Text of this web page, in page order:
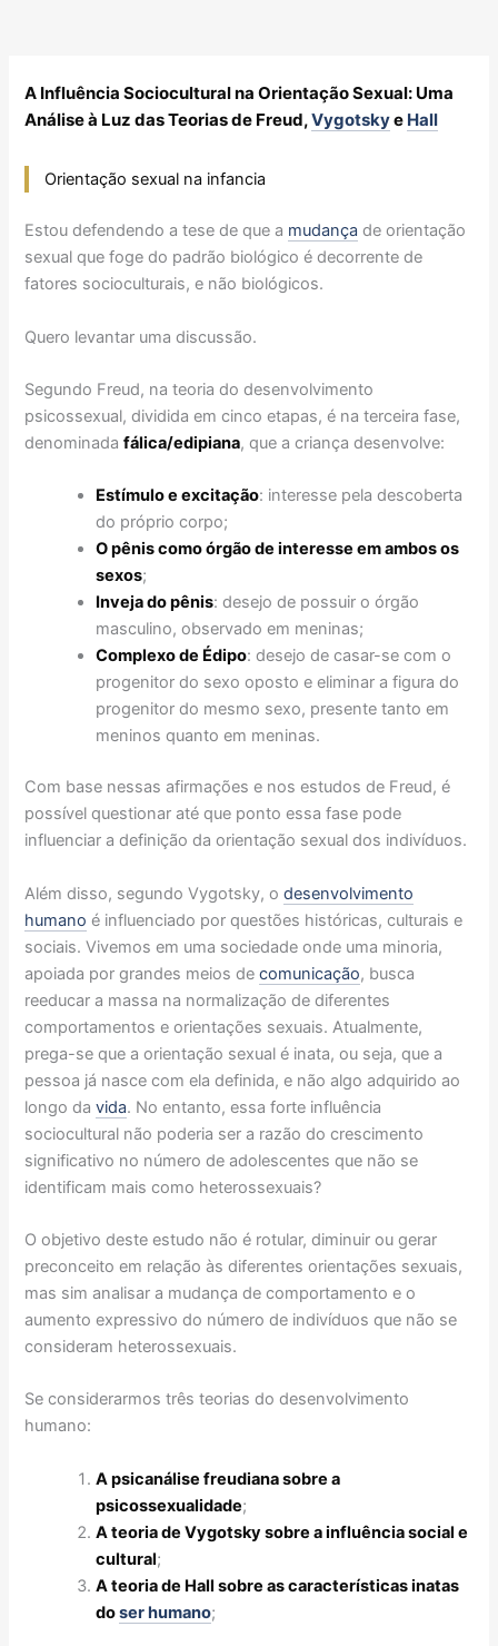
A Influência Sociocultural na Orientação Sexual: Uma
Análise à Luz das Teorias de Freud,Vygotskye Hall
Orientação sexual na infancia
Estou defendendo a tese de que a mudança de orientação
sexual que foge do padrão biológico é decorrente de
fatores socioculturais, e não biológicos.
Quero levantar uma discussão.
Segundo Freud, na teoria do desenvolvimento
psicossexual, dividida em cinco etapas, é na terceira fase,
denominadafálica/edipiana, que a criança desenvolve:
Estímulo e excitação: interesse pela descoberta
do próprio corpo;
O pênis como órgão de interesse em ambos os
sexos;
Inveja do pênis: desejo de possuir o órgão
masculino, observado em meninas;
Complexo de Édipo: desejo de casar-se com o
progenitor do sexo oposto e eliminar a figura do
progenitor do mesmo sexo, presente tanto em
meninos quanto em meninas.
Com base nessas afirmações e nos estudos de Freud, é
possível questionar até que ponto essa fase pode
influenciar a definição da orientação sexual dos indivíduos.
Além disso, segundo Vygotsky, odesenvolvimento
humano é influenciado por questões históricas, culturais e
sociais. Vivemos em uma sociedade onde uma minoria,
apoiada por grandes meios decomunicação, busca
reeducar a massa na normalização de diferentes
comportamentos e orientações sexuais. Atualmente,
prega-se que a orientação sexual é inata, ou seja, que a
pessoa já nasce com ela definida, e não algo adquirido ao
longo davida. No entanto, essa forte influência
sociocultural não poderia ser a razão do crescimento
significativo no número de adolescentes que não se
identificam mais como heterossexuais?
O objetivo deste estudo não é rotular, diminuir ou gerar
preconceito em relação às diferentes orientações sexuais,
mas sim analisar a mudança de comportamento e o
aumento expressivo do número de indivíduos que não se
consideram heterossexuais.
Se considerarmos três teorias do desenvolvimento
humano:
A psicanálise freudiana sobre a
psicossexualidade;
A teoria de Vygotsky sobre a influência social e
cultural;
A teoria de Hall sobre as características inatas
doser humano;